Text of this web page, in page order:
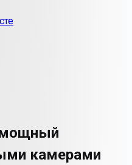
мощный
камерами